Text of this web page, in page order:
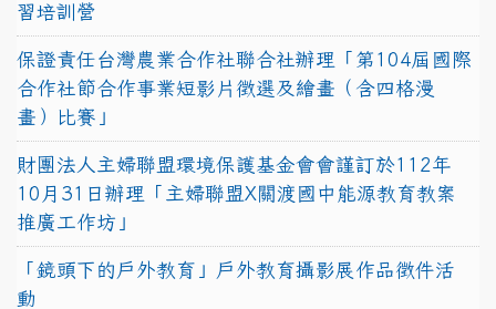
習培訓營
保證責任台灣農業合作社聯合社辦理「第104屆國際
合作社節合作事業短影片徵選及繪畫（含四格漫
畫）比賽」
財團法人主婦聯盟環境保護基金會會謹訂於112年
10月31日辦理「主婦聯盟X關渡國中能源教育教案
推廣工作坊」
「鏡頭下的戶外教育」戶外教育攝影展作品徵件活
動